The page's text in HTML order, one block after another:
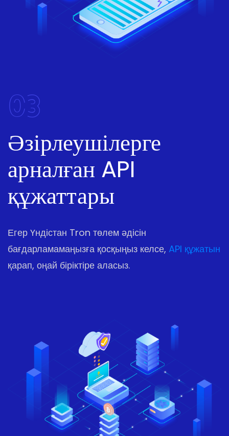
03
Әзірлеушілерге
арналған API
құжаттары
Егер Үндістан Tron төлем әдісін
бағдарламамаңызға қосқыңыз келсе, API құжатын
қарап, оңай біріктіре аласыз.